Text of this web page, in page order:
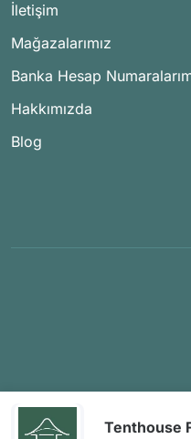
Tenthouse
İletişim
Mağazalarımız
Banka Hesap
Hakkımızda
Blog